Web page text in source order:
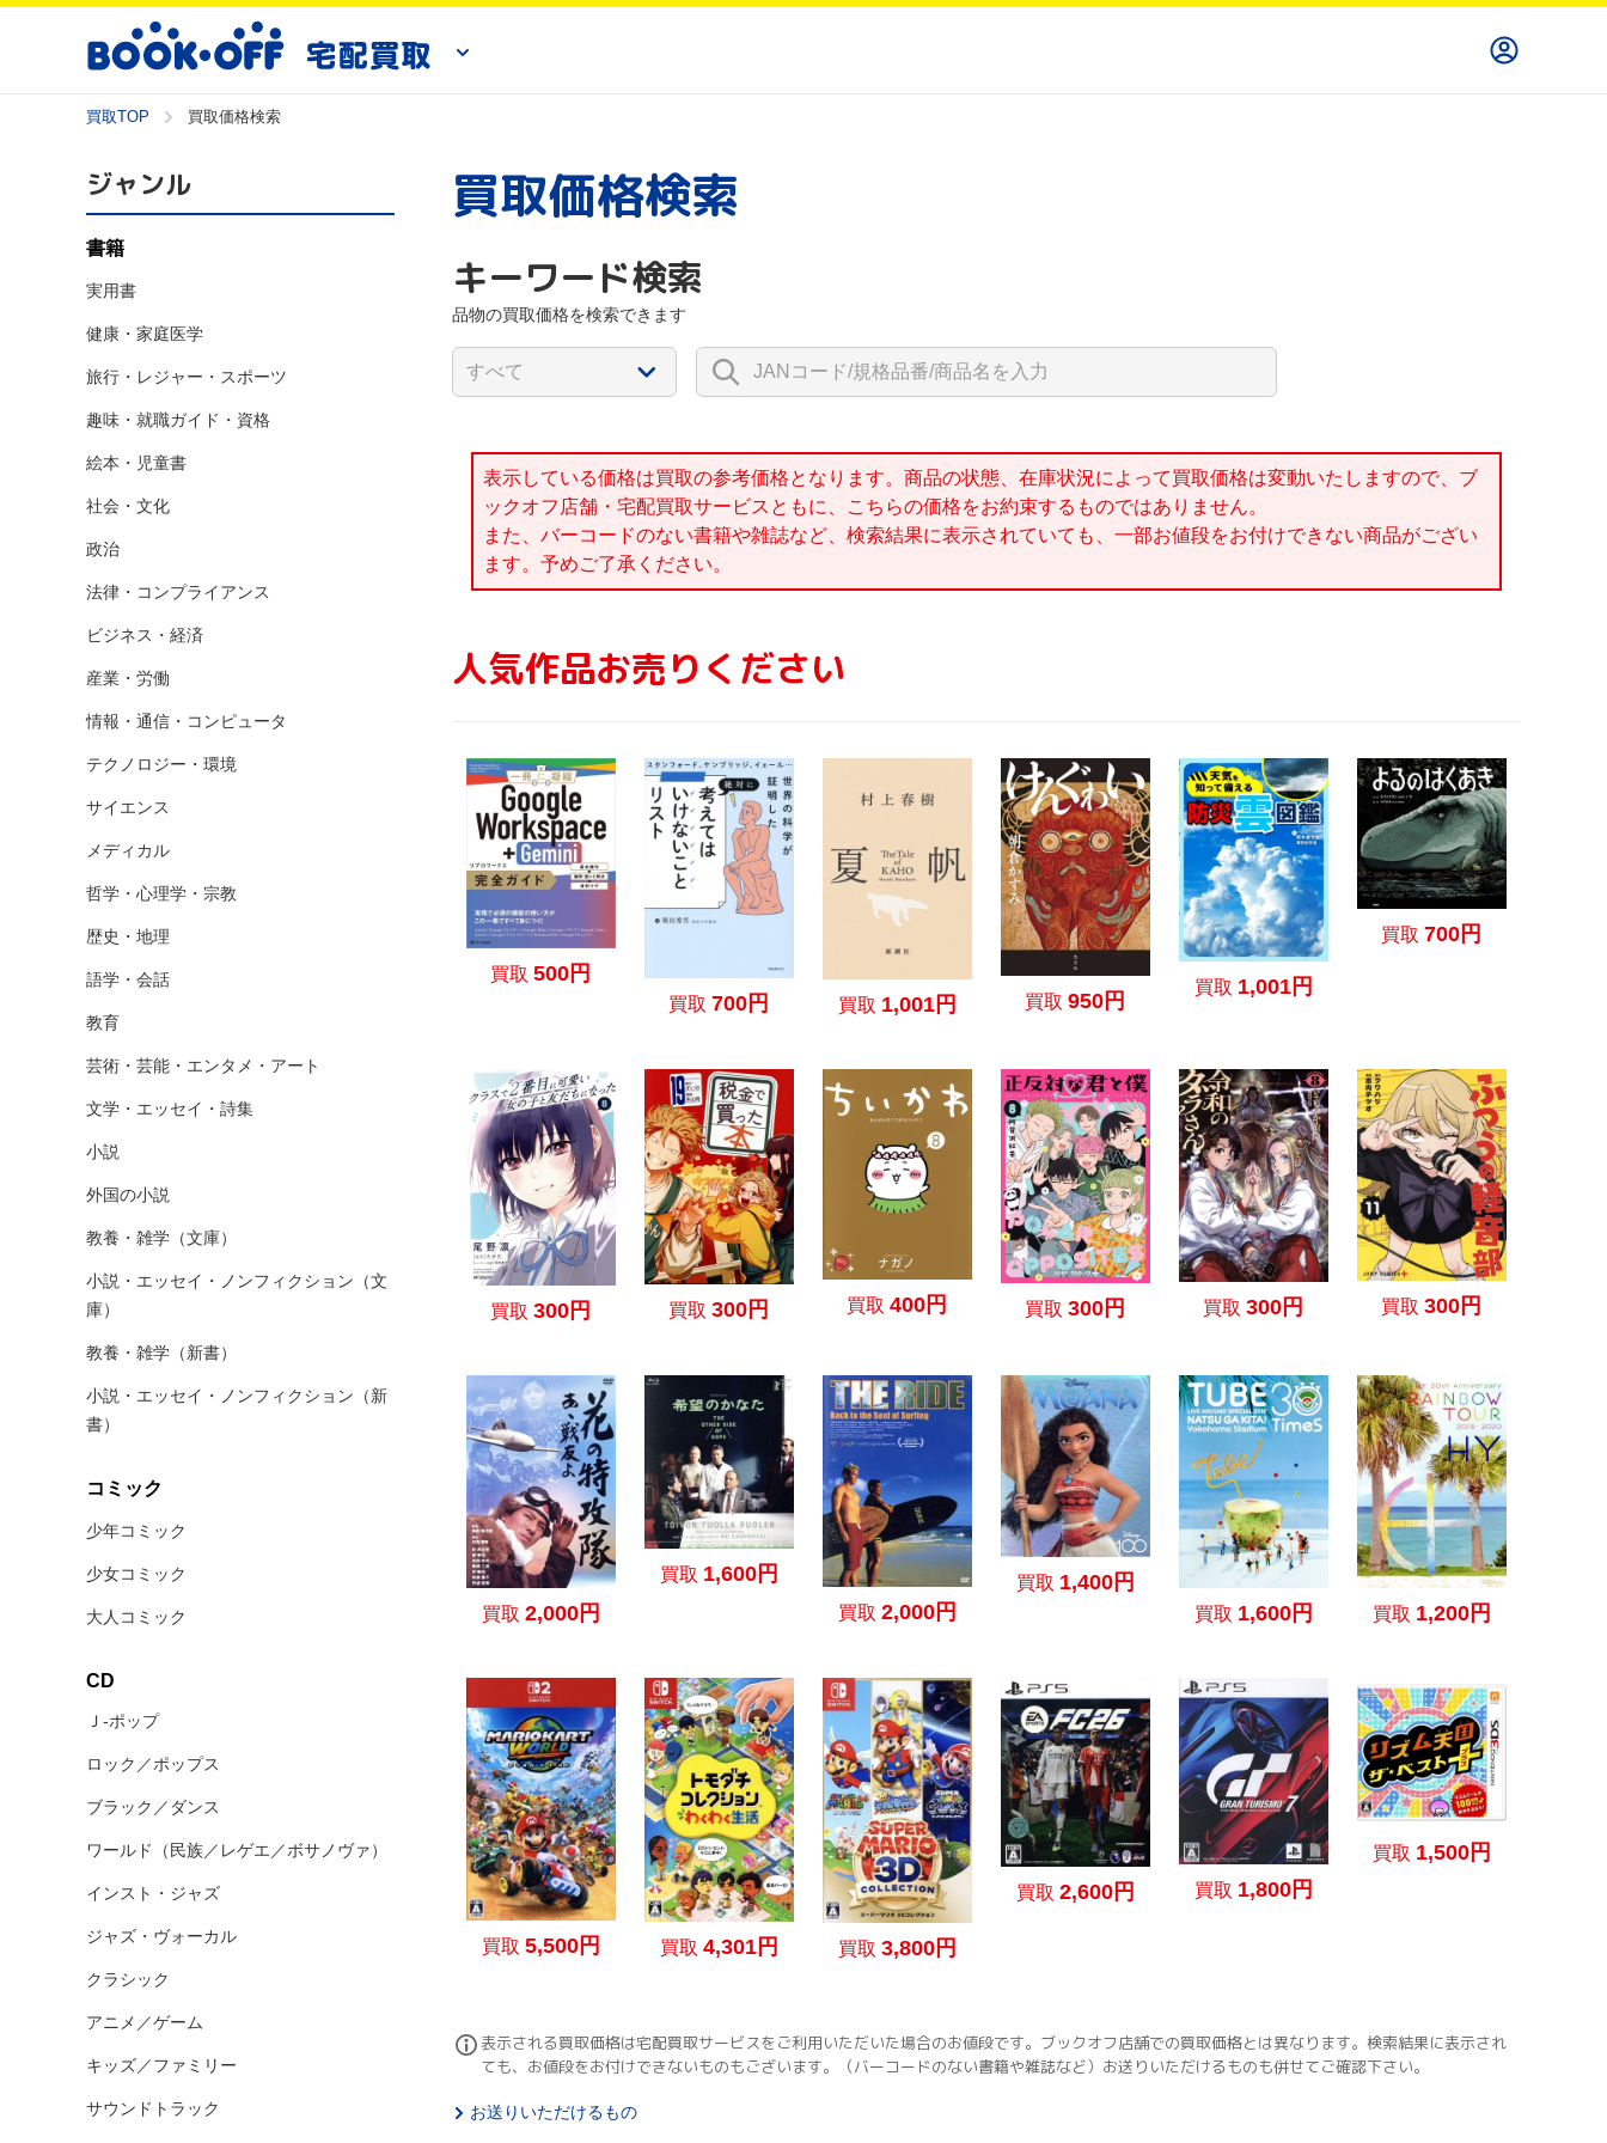
買取TOP 買取価格検索
買取価格検索
キーワード検索
品物の買取価格を検索できます
表示している価格は買取の参考価格となります。商品の状態、在庫状況によって買取価格は変動いたしますので、ブ
ックオフ店舗・宅配買取サービスともに、こちらの価格をお約束するものではありません。
また、バーコードのない書籍や雑誌など、検索結果に表示されていても、一部お値段をお付けできない商品がござい
ます。予めご了承ください。
人気作品お売りください
買取500円
買取700円 買取 1,001円 買取950円
買取 1,001円
買取700円
買取300円 買取300円 買取400円 買取300円 買取300円 買取300円
買取 2,000円
買取 1,600円
買取 2,000円
買取 1,400円
買取 1,600円 買取 1,200円
買取 5,500円 買取 4,301円 買取 3,800円
買取 2,600円 買取 1,800円
買取 1,500円
表示される買取価格は宅配買取サービスをご利用いただいた場合のお値段です。ブックオフ店舗での買取価格とは異なります。検索結果に表示され
ても、お値段をお付けできないものもございます。（バーコードのない書籍や雑誌など）お送りいただけるものも併せてご確認下さい。
お送りいただけるもの
ジャンル
書籍
実用書
健康・家庭医学
旅行・レジャー・スポーツ
趣味・就職ガイド・資格
絵本・児童書
社会・文化
政治
法律・コンプライアンス
ビジネス・経済
産業・労働
情報・通信・コンピュータ
テクノロジー・環境
サイエンス
メディカル
哲学・心理学・宗教
歴史・地理
語学・会話
教育
芸術・芸能・エンタメ・アート
文学・エッセイ・詩集
小説
外国の小説
教養・雑学（文庫）
小説・エッセイ・ノンフィクション（文
庫）
教養・雑学（新書）
小説・エッセイ・ノンフィクション（新
書）
コミック
少年コミック
少女コミック
大人コミック
CD
Ｊ‐ポップ
ロック／ポップス
ブラック／ダンス
ワールド（民族／レゲエ／ボサノヴァ）
インスト・ジャズ
ジャズ・ヴォーカル
クラシック
アニメ／ゲーム
キッズ／ファミリー
サウンドトラック